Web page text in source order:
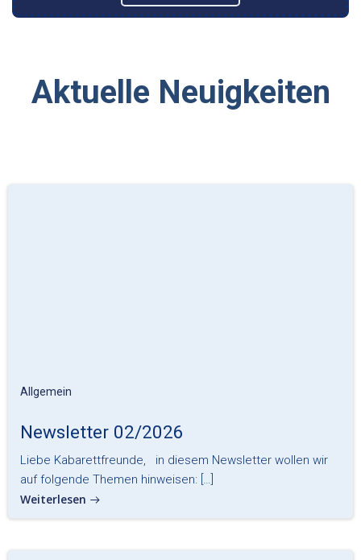
Aktuelle Neuigkeiten
Allgemein
Newsletter 02/2026
Liebe Kabarettfreunde, in diesem Newsletter wollen wir
auf folgende Themen hinweisen: […]
Weiterlesen